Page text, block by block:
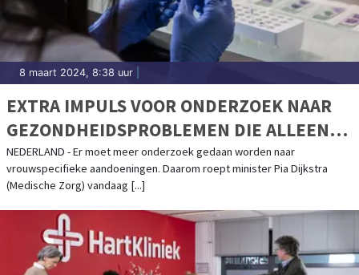
8 maart 2024, 8:38 uur
EXTRA IMPULS VOOR ONDERZOEK NAAR
GEZONDHEIDSPROBLEMEN DIE ALLEEN
VROUWEN HEBBEN
NEDERLAND - Er moet meer onderzoek gedaan worden naar
vrouwspecifieke aandoeningen. Daarom roept minister Pia Dijkstra
(Medische Zorg) vandaag [...]